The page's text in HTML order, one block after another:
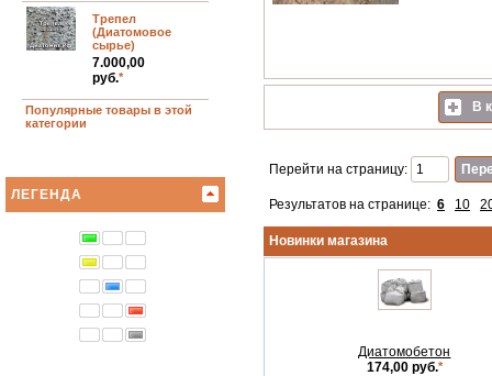
Трепел
(Диатомовое
сырье)
7.000,00
руб.*
Популярные товары в этой
категории
ЛЕГЕНДА
В
Перейти на страницу:
Результатов на странице: 6 10
Новинки магазина
Диатомобетон
174,00 руб.*